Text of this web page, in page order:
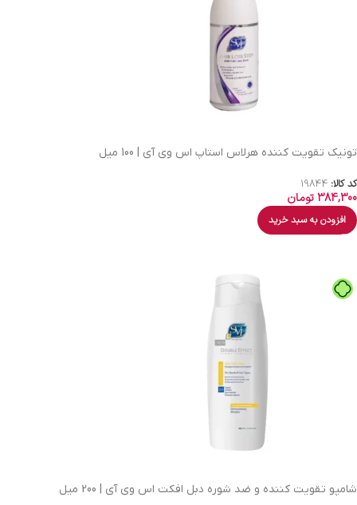
تونیک تقویت کننده هرلاس استاپ اس وی آی | 100 میل
کد کالا: 19844
384,300تومان
افزودن به سبد خرید
شامپو تقویت کننده و ضد شوره دبل افکت اس وی آی | 200 میل